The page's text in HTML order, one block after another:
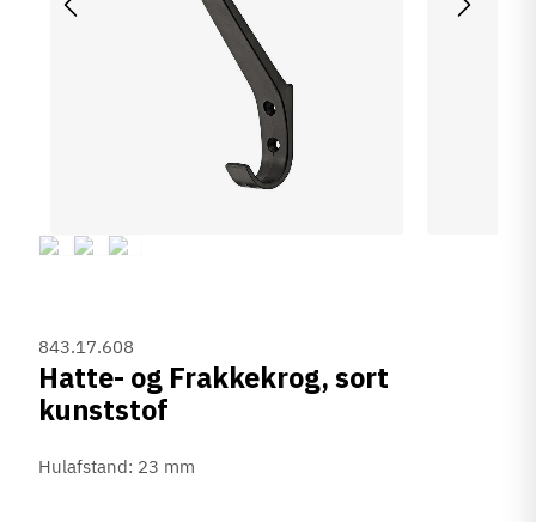
843.17.608
Hatte- og Frakkekrog, sort
kunststof
Hulafstand: 23 mm